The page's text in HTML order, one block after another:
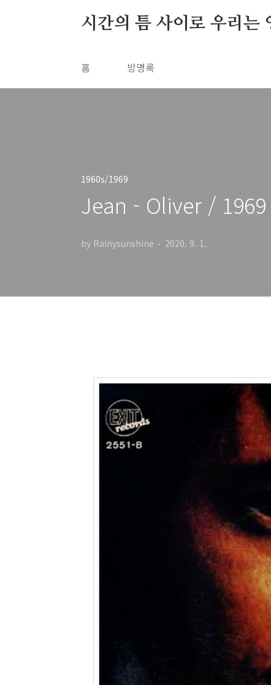
시간의 틈 사이로 우리는
홈 방명록
1960s/1969
Jean - Oliver / 1969
by Rainysunshine 2020. 9. 1.